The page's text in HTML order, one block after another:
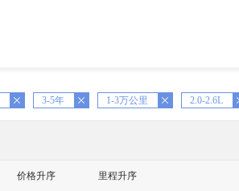
3-5年 1-3万公里 2.0-2.6L
X X
价格升序 里程升序